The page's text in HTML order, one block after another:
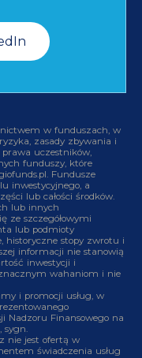
w funduszach, w
zasady zbywania i
uczestników,
funduszy, które
Fundusze
inwestycyjnego, a
lub całości środków.
lub innych
ze szczegółowymi
lub podmioty
historyczne stopy zwrotu i
informacji nie stanowią
inwestycji i
wahaniom i nie
i promocji usług, w
Nadzoru Finansowego na
nie jest ofertą w
świadczenia usług